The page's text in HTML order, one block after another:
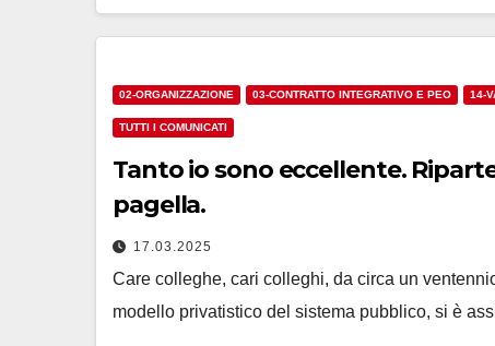
02-ORGANIZZAZIONE 03-CONTRATTO INTEGRATIVO E PEO 14-
TUTTI I COMUNICATI
Tanto io sono eccellente.
pagella.
17.03.2025
Care colleghe, cari colleghi, da circa un
modello privatistico del sistema pubblico, si è